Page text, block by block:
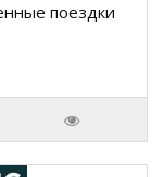
поездки